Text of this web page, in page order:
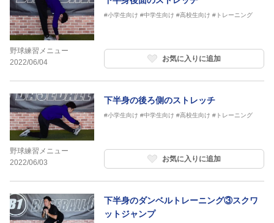
野球練習メニュー
2022/06/04
#小学生向け #中学生向け #高校生向け #トレーニング
お気に入りに追加
野球練習メニュー
2022/06/03
下半身の後ろ側のストレッチ
#小学生向け #中学生向け #高校生向け #トレーニング
お気に入りに追加
下半身のダンベルトレーニング③スクワ
ットジャンプ